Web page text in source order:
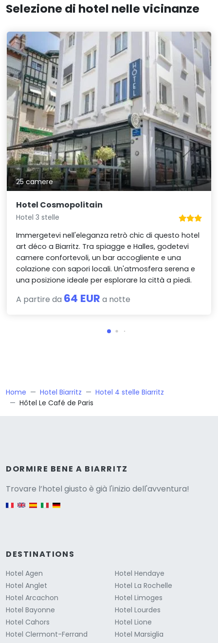
Selezione di hotel nelle vicinanze
25 camere
Hotel Cosmopolitain
Hotel 3 stelle
Immergetevi nell'eleganza retrò chic di questo hotel
art déco a Biarritz. Tra spiagge e Halles, godetevi
camere confortevoli, un bar accogliente e una
colazione con sapori locali. Un'atmosfera serena e
una posizione ideale per esplorare la città a piedi.
A partire da 64 EUR a notte
Home Hotel Biarritz
Hotel 4 stelle Biarritz
Hôtel Le Café de Paris
DORMIRE BENE A BIARRITZ
Trovare l’hotel giusto è già l'inizio dell'avventura!
English version
DESTINATIONS
Hotel Agen
Hotel Anglet
Hotel Arcachon
Hotel Bayonne
Hotel Cahors
Hotel Clermont-Ferrand
Hotel Hendaye
Hotel La Rochelle
Hotel Limoges
Hotel Lourdes
Hotel Lione
Hotel Marsiglia